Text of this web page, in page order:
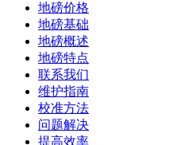
地磅价格
地磅基础
地磅概述
地磅特点
联系我们
维护指南
校准方法
问题解决
提高效率